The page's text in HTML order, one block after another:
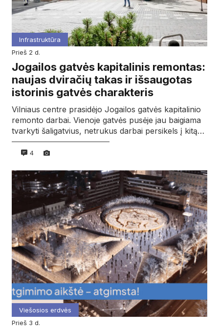
Infrastruktūra
prieš 2 d.
Jogailos gatvės kapitalinis remontas:
naujas dviračių takas ir išsaugotas
istorinis gatvės charakteris
Vilniaus centre prasidėjo Jogailos gatvės kapitalinio
remonto darbai. Vienoje gatvės pusėje jau baigiama
tvarkyti šaligatvius, netrukus darbai persikels į kitą…
4
Viešosios erdvės
prieš 3 d.